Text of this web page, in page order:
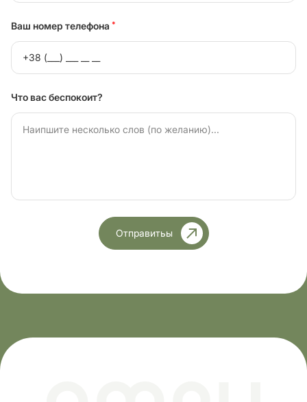
Ваш номер телефона *
Что вас беспокоит?
Отправитьы